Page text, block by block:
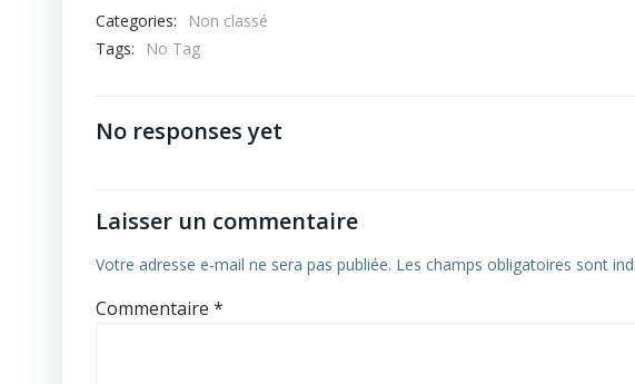
Categories:
Non classé
Tags:
No Tag
No responses yet
Laisser un commentaire
Votre adresse e-mail ne sera pas publiée. Les champs obligatoires sont
Commentaire *